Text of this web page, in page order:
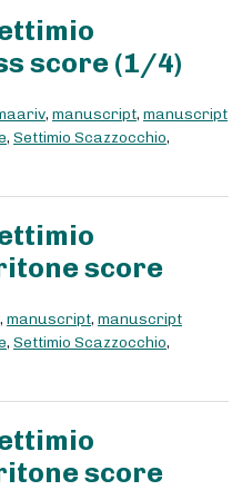
score (1/4)
, manuscript, manuscript
, Settimio Scazzocchio,
score
, manuscript, manuscript
, Settimio Scazzocchio,
score